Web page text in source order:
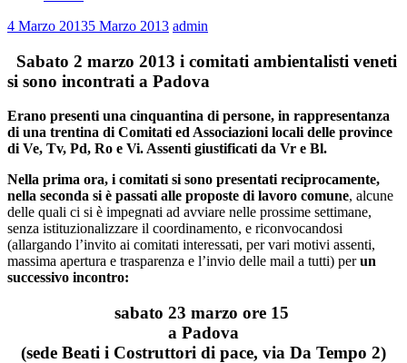
4 Marzo 20135 Marzo 2013 admin
Sabato 2 marzo 2013 i comitati ambientalisti veneti
si sono incontrati a Padova
Erano presenti una cinquantina di persone, in rappresentanza
di una trentina di Comitati ed Associazioni locali delle province
di Ve, Tv, Pd, Ro e Vi. Assenti giustificati da Vr e Bl.
Nella prima ora, i comitati si sono presentati reciprocamente,
nella seconda si è passati alle proposte di lavoro comune, alcune
delle quali ci si è impegnati ad avviare nelle prossime settimane,
senza istituzionalizzare il coordinamento, e riconvocandosi
(allargando l’invito ai comitati interessati, per vari motivi assenti,
massima apertura e trasparenza e l’invio delle mail a tutti) perun
successivo incontro:
sabato 23 marzo ore 15
a Padova
(sede Beati i Costruttori di pace, via Da Tempo 2)